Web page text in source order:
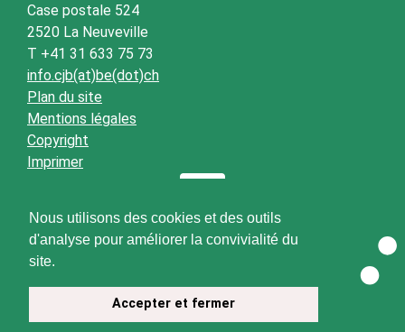
Nous utilisons des cookies et des outils
d'analyse pour améliorer la convivialité du
site.
Accepter et fermer
Case postale 524
2520 La Neuveville
T +41 31 633 75 73
info.cjb(at)be(dot)ch
Plan du site
Mentions légales
Copyright
Imprimer
© 2026 CJB